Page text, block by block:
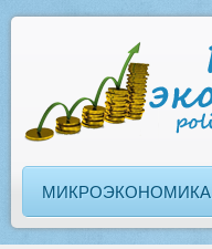
МИКРОЭКОНОМИКА